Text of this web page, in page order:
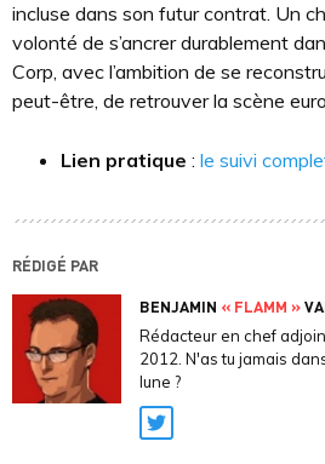
incluse dans son futur contrat. Un
volonté de s’ancrer durablement
Corp, avec l’ambition de se
peut-être, de retrouver la scène
Lien pratique : le suivi
RÉDIGÉ PAR
BENJAMIN « FLAMM »
Rédacteur en chef
2012. N'as tu jamais
lune ?
Twitter